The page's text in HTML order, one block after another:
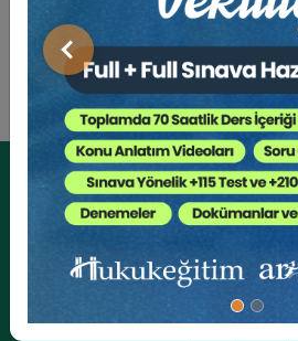
Önceki
Kurumsal
Kurumsal